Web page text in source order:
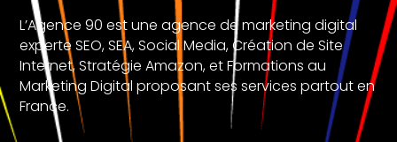
L’Agence 90 est une agence de marketing digital
experte SEO, SEA, Social Media, Création de Site
Internet, Stratégie Amazon, et Formations au
Marketing Digital proposant ses services partout en
France.